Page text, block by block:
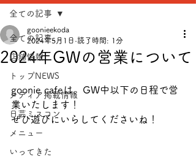
全ての記事
店舗情報
トップNEWS
メディア掲載情報
日芸ミスコン
メニュー
いってきた
全ての記事
2024年GWの営業について
goonieekoda
2024年5月1日 読了時間: 1分
goonie cafeは、GW中以下の日程で営
業いたします！
ぜひ遊びにいらしてくださいね！